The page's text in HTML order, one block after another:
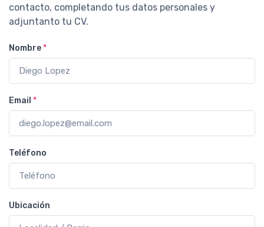
contacto, completando tus datos personales y
adjuntanto tu CV.
Nombre*
Email *
Teléfono
Ubicación